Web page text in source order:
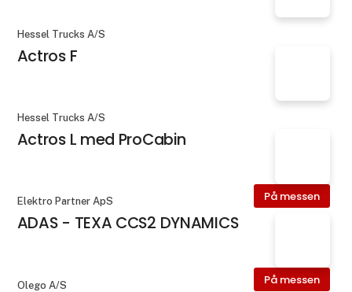
Hessel Trucks A/S
Actros F
Hessel Trucks A/S
Actros L med ProCabin
På messen
Elektro Partner ApS
ADAS - TEXA CCS2 DYNAMICS
På messen
Olego A/S